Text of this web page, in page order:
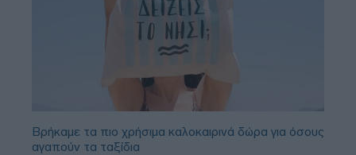
Βρήκαμε τα πιο χρήσιμα καλοκαιρινά δώρα για όσους
αγαπούν τα ταξίδια